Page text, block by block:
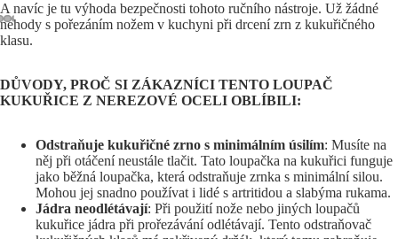
A navíc je tu výhoda bezpečnosti tohoto ručního nástroje. Už žádné
nehody s pořezáním nožem v kuchyni při drcení zrn z kukuřičného
klasu.
DŮVODY, PROČ SI ZÁKAZNÍCI TENTO LOUPAČ
KUKUŘICE Z NEREZOVÉ OCELI OBLÍBILI:
Odstraňuje kukuřičné zrno s minimálním úsilím: Musíte na
něj při otáčení neustále tlačit. Tato loupačka na kukuřici funguje
jako běžná loupačka, která odstraňuje zrnka s minimální silou.
Mohou jej snadno používat i lidé s artritidou a slabýma rukama.
Jádra neodlétávají: Při použití nože nebo jiných loupačů
kukuřice jádra při prořezávání odlétávají. Tento odstraňovač